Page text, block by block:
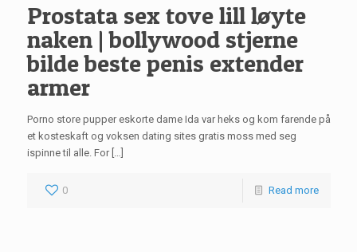
Prostata sex tove lill løyte
naken | bollywood stjerne
bilde beste penis extender
armer
Porno store pupper eskorte dame Ida var heks og kom farende på
et kosteskaft og voksen dating sites gratis moss med seg
ispinne til alle. For […]
0 Read more